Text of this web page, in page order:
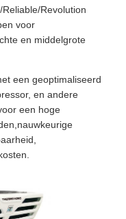
Revolution
voor
en middelgrote
een geoptimaliseerd
en andere
een hoge